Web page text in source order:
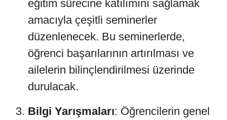
eğitim sürecine katılımını sağlamak
amacıyla çeşitli seminerler
düzenlenecek. Bu seminerlerde,
öğrenci başarılarının artırılması ve
ailelerin bilinçlendirilmesi üzerinde
durulacak.
Bilgi Yarışmaları: Öğrencilerin genel